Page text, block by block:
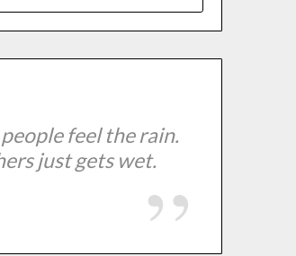
feel the rain.
just gets wet.